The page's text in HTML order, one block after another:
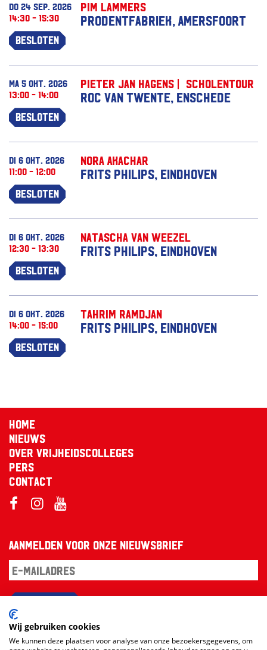
Pim Lammers
Prodentfabriek, Amersfoort
do 24 sep. 2026
14:30 - 15:30
Besloten
Pieter Jan Hagens | Scholentour
ROC van Twente, Enschede
ma 5 okt. 2026
13:00 - 14:00
Besloten
Nora Akachar
Frits Philips, Eindhoven
di 6 okt. 2026
11:00 - 12:00
Besloten
Natascha van Weezel
Frits Philips, Eindhoven
di 6 okt. 2026
12:30 - 13:30
Besloten
Tahrim Ramdjan
Frits Philips, Eindhoven
di 6 okt. 2026
14:00 - 15:00
Besloten
Home
Nieuws
Over Vrijheidscolleges
Pers
Contact
Aanmelden voor onze nieuwsbrief
Wij gebruiken cookies
We kunnen deze plaatsen voor analyse van onze bezoekersgegevens, om